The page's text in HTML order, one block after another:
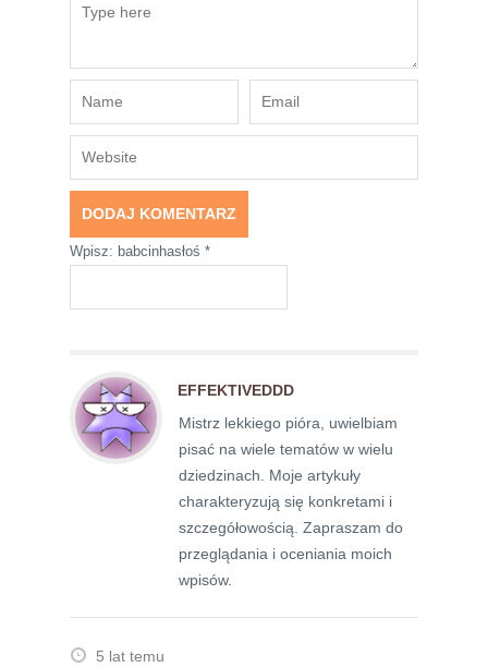
Wpisz: babcinhasłoś *
EFFEKTIVEDDD
Mistrz lekkiego pióra, uwielbiam
pisać na wiele tematów w wielu
dziedzinach. Moje artykuły
charakteryzują się konkretami i
szczegółowością. Zapraszam do
przeglądania i oceniania moich
wpisów.
5 lat temu